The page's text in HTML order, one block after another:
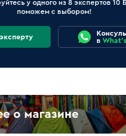
у одного из 8 экспертов 10
поможем с выбором!
в
о магазине